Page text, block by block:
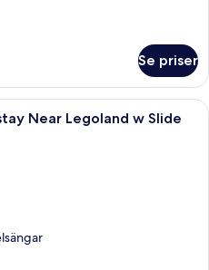
Se priser
Ett modernt hotellrum med en
Near Legoland w Slide